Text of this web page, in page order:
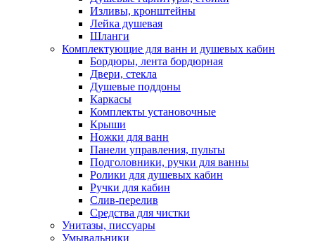
Изливы, кронштейны
Лейка душевая
Шланги
Комплектующие для ванн и душевых кабин
Бордюры, лента бордюрная
Двери, стекла
Душевые поддоны
Каркасы
Комплекты установочные
Крыши
Ножки для ванн
Панели управления, пульты
Подголовники, ручки для ванны
Ролики для душевых кабин
Ручки для кабин
Слив-перелив
Средства для чистки
Унитазы, писсуары
Умывальники